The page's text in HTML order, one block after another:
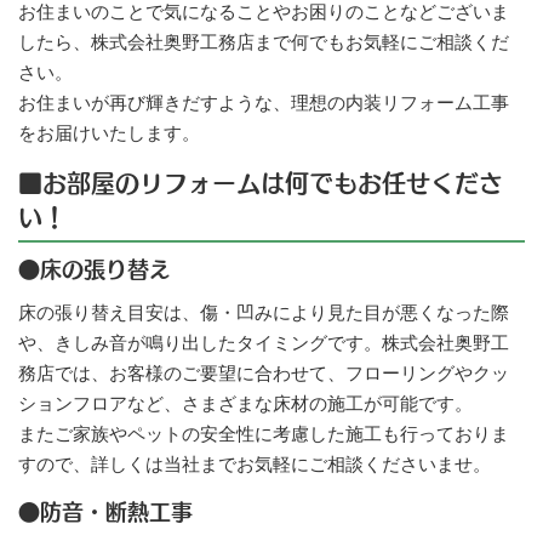
お住まいのことで気になることやお困りのことなどございま
したら、株式会社奥野工務店まで何でもお気軽にご相談くだ
さい。
お住まいが再び輝きだすような、理想の内装リフォーム工事
をお届けいたします。
■お部屋のリフォームは何でもお任せくださ
い！
●床の張り替え
床の張り替え目安は、傷・凹みにより見た目が悪くなった際
や、きしみ音が鳴り出したタイミングです。株式会社奥野工
務店では、お客様のご要望に合わせて、フローリングやクッ
ションフロアなど、さまざまな床材の施工が可能です。
またご家族やペットの安全性に考慮した施工も行っておりま
すので、詳しくは当社までお気軽にご相談くださいませ。
●防音・断熱工事